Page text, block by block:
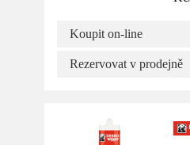
Koupit on-line
Rezervovat v prodejně